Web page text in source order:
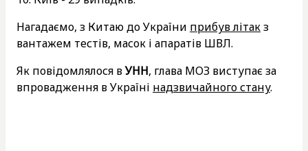
Нагадаємо, з Китаю до України прибув літакз
вантажем тестів, масок і апаратів ШВЛ.
Як повідомлялося вУНН, глава МОЗ виступає за
впровадження в Україні надзвичайного стану.